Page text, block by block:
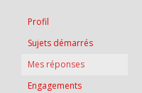
Profil
Sujets démarrés
Mes réponses
Engagements